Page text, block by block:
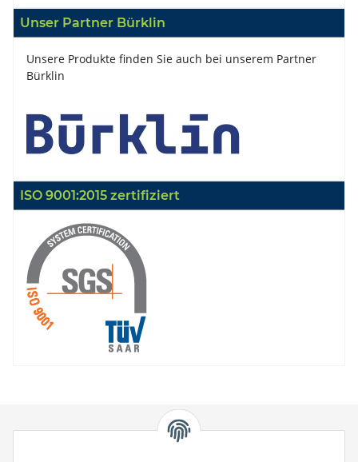
Unser Partner Bürklin
Unsere Produkte finden Sie auch bei unserem Partner
Bürklin
ISO 9001:2015 zertifiziert